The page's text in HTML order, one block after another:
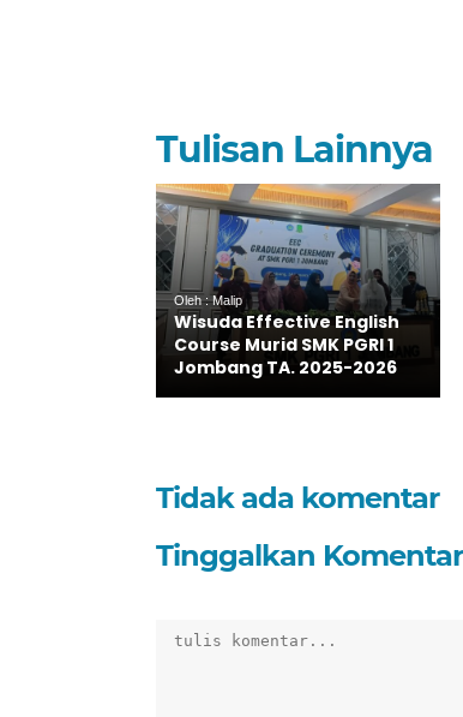
Tulisan Lainnya
Oleh : Malip
Wisuda Effective English
Course Murid SMK PGRI 1
Jombang TA. 2025-2026
Tidak ada komentar
Tinggalkan Komentar